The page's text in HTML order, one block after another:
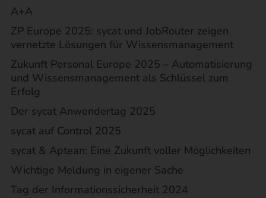
A+A
ZP Europe 2025: sycat und JobRouter zeigen
vernetzte Lösungen für Wissensmanagement
Zukunft Personal Europe 2025 – Automatisierung
und Wissensmanagement als Schlüssel zum
Erfolg
Der sycat Anwendertag 2025
sycat auf Control 2025
sycat & Aptean: Eine Zukunft voller Möglichkeiten
Wichtige Meldung in eigener Sache
Tag der Informationssicherheit 2024